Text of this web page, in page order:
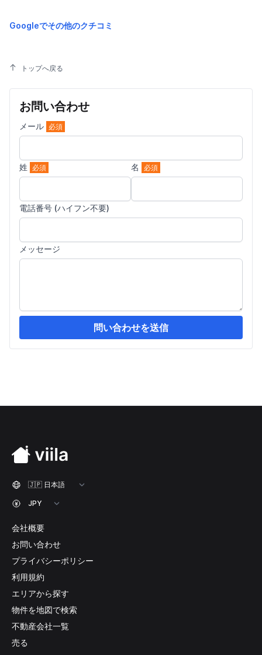
Googleでその他のクチコミ
トップへ戻る
お問い合わせ
メール 必須
姓 必須 名 必須
電話番号 (ハイフン不要)
メッセージ
問い合わせを送信
会社概要
お問い合わせ
プライバシーポリシー
利用規約
エリアから探す
物件を地図で検索
不動産会社一覧
売る